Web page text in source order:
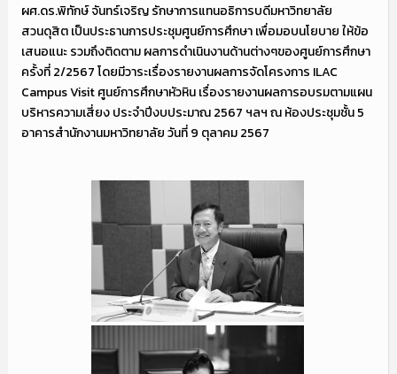
ผศ.ดร.พิทักษ์ จันทร์เจริญ รักษาการแทนอธิการบดีมหาวิทยาลัย
สวนดุสิต เป็นประธานการประชุมศูนย์การศึกษา เพื่อมอบนโยบาย ให้ข้อ
เสนอแนะ รวมถึงติดตาม ผลการดำเนินงานด้านต่างๆของศูนย์การศึกษา
ครั้งที่ 2/2567 โดยมีวาระเรื่องรายงานผลการจัดโครงการ ILAC
Campus Visit ศูนย์การศึกษาหัวหิน เรื่องรายงานผลการอบรมตามแผน
บริหารความเสี่ยง ประจำปีงบประมาณ 2567 ฯลฯ ณ ห้องประชุมชั้น 5
อาคารสำนักงานมหาวิทยาลัย วันที่ 9 ตุลาคม 2567